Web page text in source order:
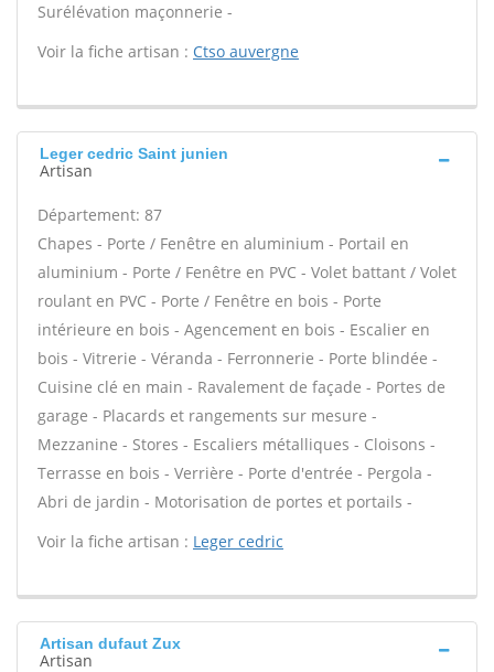
Surélévation maçonnerie -
Voir la fiche artisan : Ctso auvergne
Leger cedric Saint junien
Artisan
Département: 87
Chapes - Porte / Fenêtre en aluminium - Portail en
aluminium - Porte / Fenêtre en PVC - Volet battant / Volet
roulant en PVC - Porte / Fenêtre en bois - Porte
intérieure en bois - Agencement en bois - Escalier en
bois - Vitrerie - Véranda - Ferronnerie - Porte blindée -
Cuisine clé en main - Ravalement de façade - Portes de
garage - Placards et rangements sur mesure -
Mezzanine - Stores - Escaliers métalliques - Cloisons -
Terrasse en bois - Verrière - Porte d'entrée - Pergola -
Abri de jardin - Motorisation de portes et portails -
Voir la fiche artisan : Leger cedric
Artisan dufaut Zux
Artisan